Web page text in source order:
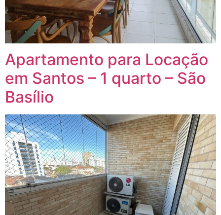
Apartamento para Locação
em Santos – 1 quarto – São
Basílio